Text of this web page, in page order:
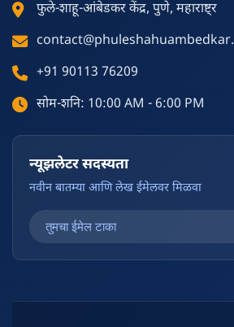
फुले-शाहू-आंबेडकर केंद्र, पुणे, महाराष्ट्र
+91 90113 76209
सोम-शनि: 10:00 AM - 6:00 PM
न्यूझलेटर सदस्यता
नवीन बातम्या आणि लेख ईमेलवर मिळवा